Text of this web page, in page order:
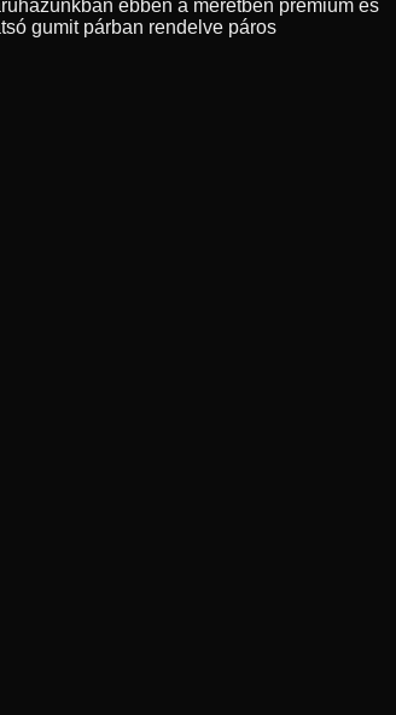
ebben a méretben prémium és
gumit párban rendelve páros